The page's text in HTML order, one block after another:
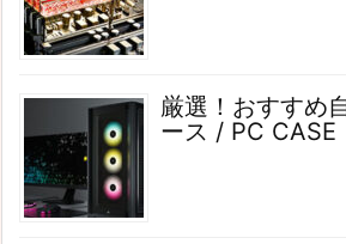
厳選！おすすめ
ース / PC CASE